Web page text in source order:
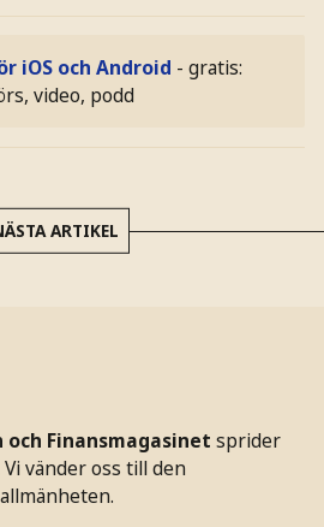
iOS och Android - gratis:
video, podd
ARTIKEL
och Finansmagasinet sprider
vänder oss till den